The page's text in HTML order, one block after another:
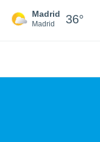
Madrid
Madrid 36°